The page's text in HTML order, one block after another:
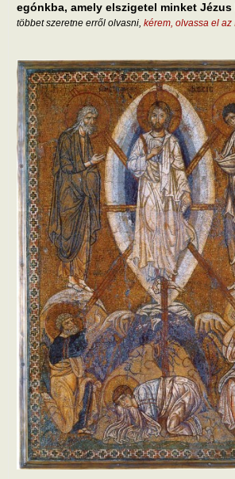
egónkba, amely elszigetel minket Jézus
többet szeretne erről olvasni, kérem, olvassa el az